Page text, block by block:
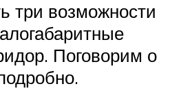
три возможности
Поговорим о